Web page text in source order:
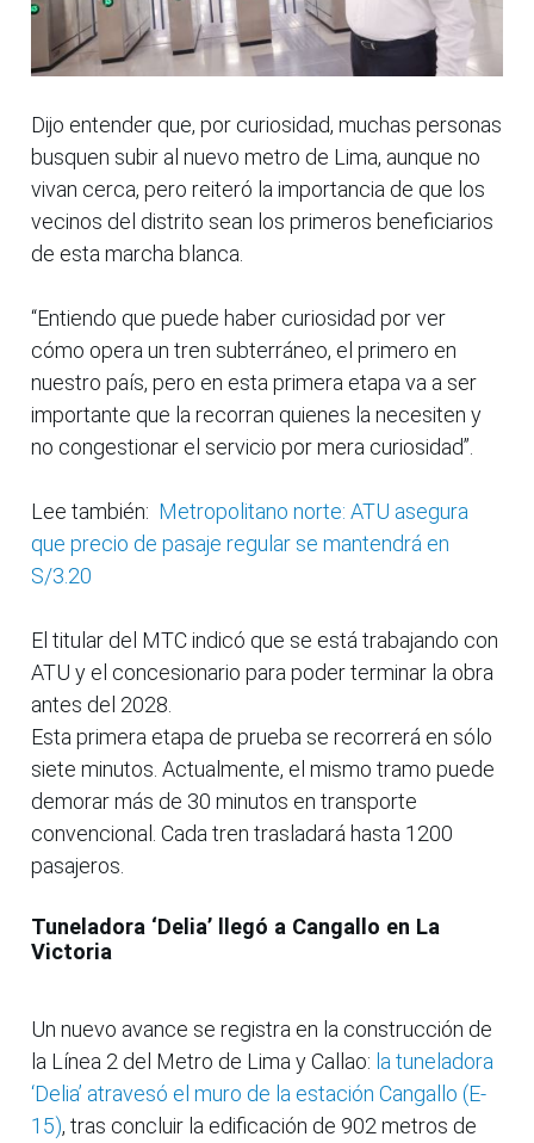
Dijo entender que, por curiosidad, muchas personas
busquen subir al nuevo metro de Lima, aunque no
vivan cerca, pero reiteró la importancia de que los
vecinos del distrito sean los primeros beneficiarios
de esta marcha blanca.
“Entiendo que puede haber curiosidad por ver
cómo opera un tren subterráneo, el primero en
nuestro país, pero en esta primera etapa va a ser
importante que la recorran quienes la necesiten y
no congestionar el servicio por mera curiosidad”.
Lee también: Metropolitano norte: ATU asegura
que precio de pasaje regular se mantendrá en
S/3.20
El titular del MTC indicó que se está trabajando con
ATU y el concesionario para poder terminar la obra
antes del 2028.
Esta primera etapa de prueba se recorrerá en sólo
siete minutos. Actualmente, el mismo tramo puede
demorar más de 30 minutos en transporte
convencional. Cada tren trasladará hasta 1200
pasajeros.
Tuneladora ‘Delia’ llegó a Cangallo en La
Victoria
Un nuevo avance se registra en la construcción de
la Línea 2 del Metro de Lima y Callao: la tuneladora
‘Delia’ atravesó el muro de la estación Cangallo (E-
15), tras concluir la edificación de 902 metros de